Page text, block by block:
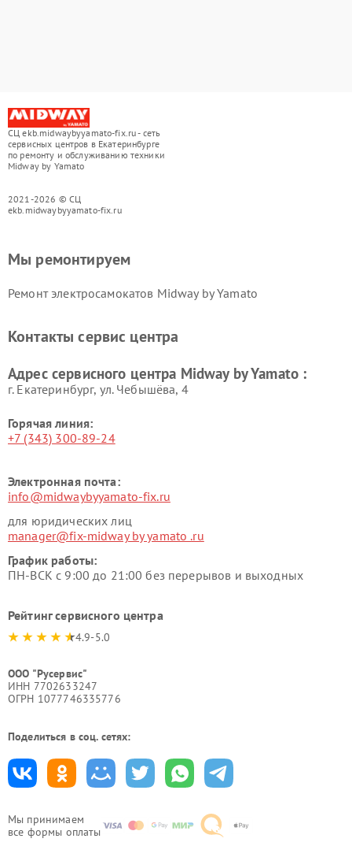
СЦ ekb.midwaybyyamato-fix.ru - сеть
сервисных центров в Екатеринбурге
по ремонту и обслуживанию техники
Midway by Yamato
2021-2026 © СЦ
ekb.midwaybyyamato-fix.ru
Мы принимаем
все формы оплаты
Мы ремонтируем
Ремонт электросамокатов Midway by Yamato
Контакты сервис центра
Адрес сервисного центра Midway by Yamato :
г. Екатеринбург, ул. Чебышёва, 4
Горячая линия:
+7 (343) 300-89-24
Электронная почта:
info@midwaybyyamato-fix.ru
для юридических лиц
manager@fix-midway by yamato .ru
График работы:
ПН-ВСК с 9:00 до 21:00 без перерывов и выходных
Рейтинг сервисного центра
4.9-5.0
ООО "Русервис"
ИНН 7702633247
ОГРН 1077746335776
Поделиться в соц. сетях: